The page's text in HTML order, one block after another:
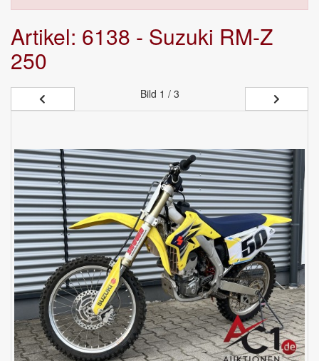
Artikel: 6138 - Suzuki RM-Z
250
Bild 1 / 3